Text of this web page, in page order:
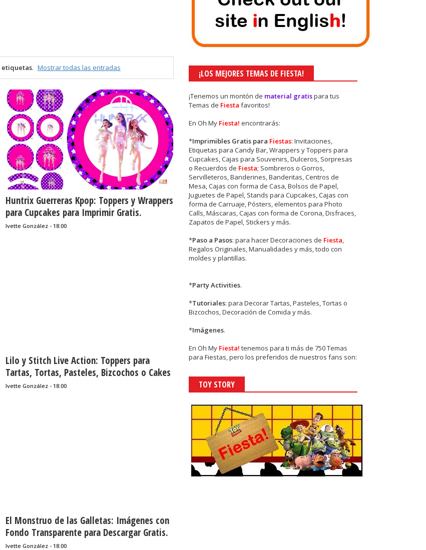
etiquetas. Mostrar todas las entradas
Huntrix Guerreras Kpop: Toppers y Wrappers
para Cupcakes para Imprimir Gratis.
Ivette González - 18:00
Lilo y Stitch Live Action: Toppers para
Tartas, Tortas, Pasteles, Bizcochos o Cakes
para Imprimir Gratis.
Ivette González - 18:00
El Monstruo de las Galletas: Imágenes con
Fondo Transparente para Descargar Gratis.
Ivette González - 18:00
¡LOS MEJORES TEMAS DE FIESTA!
¡Tenemos un montón de material gratispara tus
Temas de Fiestafavoritos!
En Oh My Fiesta!encontrarás:
*Imprimibles Gratis para Fiestas: Invitaciones,
Etiquetas para Candy Bar, Wrappers y Toppers para
Cupcakes, Cajas para Souvenirs, Dulceros, Sorpresas
o Recuerdos de Fiesta; Sombreros o Gorros,
Servilleteros, Banderines, Banderitas, Centros de
Mesa, Cajas con forma de Casa, Bolsos de Papel,
Juguetes de Papel, Stands para Cupcakes, Cajas con
forma de Carruaje, Pósters, elementos para Photo
Calls, Máscaras, Cajas con forma de Corona, Disfraces,
Zapatos de Papel, Stickers y más.
*Paso a Pasos: para hacer Decoraciones de Fiesta,
Regalos Originales, Manualidades y más, todo con
moldes y plantillas.
*Party Activities.
*Tutoriales: para Decorar Tartas, Pasteles, Tortas o
Bizcochos, Decoración de Comida y más.
*Imágenes.
EnOh My Fiesta! tenemos para ti más de 750 Temas
para Fiestas, pero los preferidos de nuestros fans son:
TOY STORY